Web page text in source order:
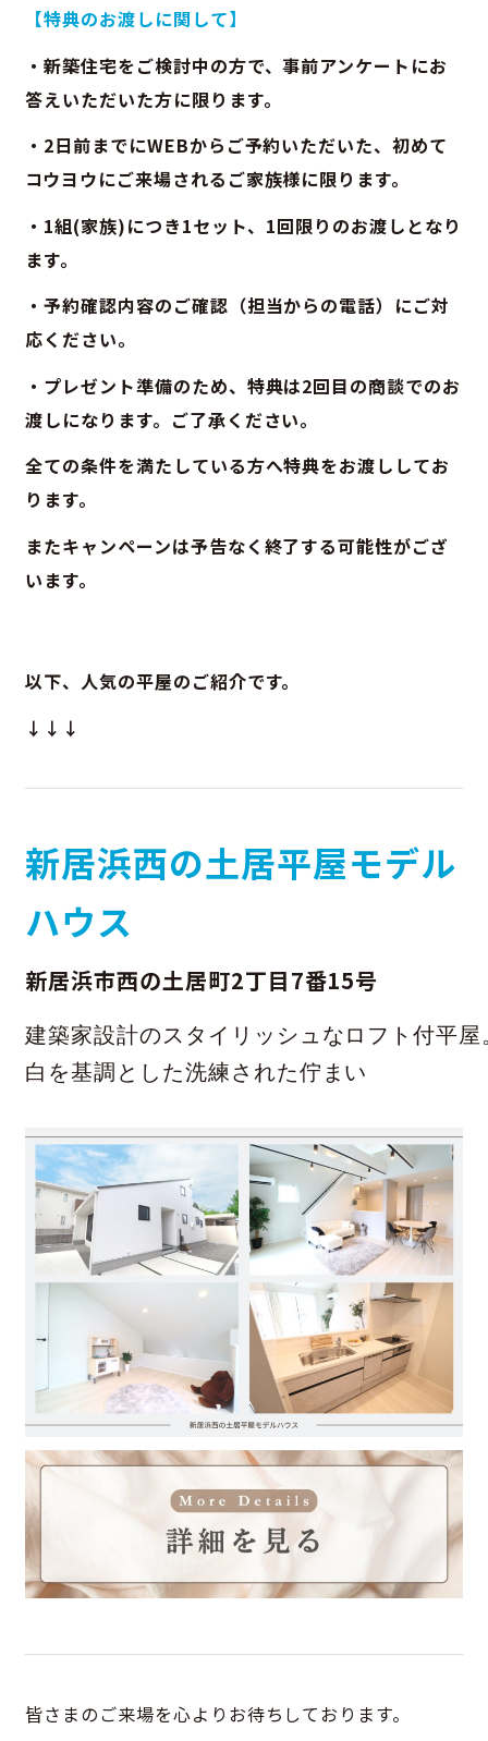
【特典のお渡しに関して】
・新築住宅をご検討中の方で、事前アンケートにお
答えいただいた方に限ります。
・2日前までにWEBからご予約いただいた、初めて
コウヨウにご来場されるご家族様に限ります。
・1組(家族)につき1セット、1回限りのお渡しとなり
ます。
・予約確認内容のご確認（担当からの電話）にご対
応ください。
・プレゼント準備のため、特典は2回目の商談でのお
渡しになります。ご了承ください。
全ての条件を満たしている方へ特典をお渡ししてお
ります。
またキャンペーンは予告なく終了する可能性がござ
います。
以下、人気の平屋のご紹介です。
↓↓↓
新居浜西の土居平屋モデル
ハウス
新居浜市西の土居町2丁目7番15号
建築家設計のスタイリッシュなロフト付平屋
白を基調とした洗練された佇まい
皆さまのご来場を心よりお待ちしております。